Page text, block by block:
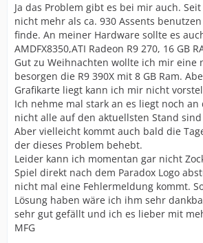
Ja das Problem gibt es bei mir auch.
nicht mehr als ca. 930 Assents
finde. An meiner Hardware sollte es
AMDFX8350,ATI Radeon R9 270, 16 GB
Gut zu Weihnachten wollte ich mir eine
besorgen die R9 390X mit 8 GB Ram.
Grafikarte liegt kann ich mir nicht
Ich nehme mal stark an es liegt noch
nicht alle auf den aktuellsten Stand
Aber vielleicht kommt auch bald die
der dieses Problem behebt.
Leider kann ich momentan gar nicht
Spiel direkt nach dem Paradox Logo
nicht mal eine Fehlermeldung kommt.
Lösung haben wäre ich ihm sehr
sehr gut gefällt und ich es lieber mit
MFG